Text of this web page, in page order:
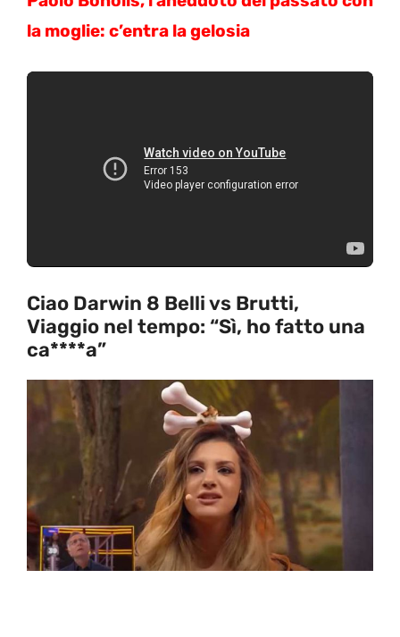
la moglie: c’entra la gelosia
Ciao Darwin 8 Belli vs Brutti,
Viaggio nel tempo: “Sì, ho fatto una
ca****a”